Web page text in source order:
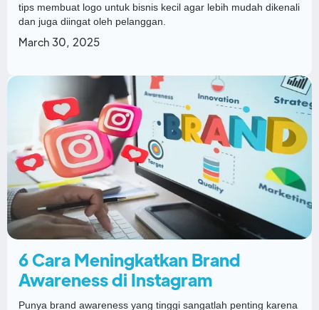
tips membuat logo untuk bisnis kecil agar lebih mudah dikenali
dan juga diingat oleh pelanggan.
March 30, 2025
6 Cara Meningkatkan Brand
Awareness di Instagram
Punya brand awareness yang tinggi sangatlah penting karena